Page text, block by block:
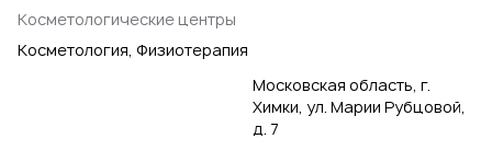
Косметологические центры
Косметология, Физиотерапия
Московская область, г.
Химки, ул. Марии Рубцовой,
д. 7